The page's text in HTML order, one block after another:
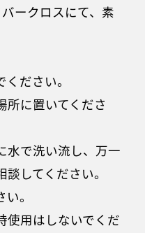
ークロスにて、素
ださい。
所に置いてくださ
水で洗い流し、万一
してください。
。
使用はしないでくだ